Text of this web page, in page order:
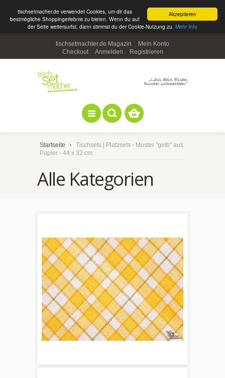
Akzeptieren
tischsetmacher.de verwendet Cookies, um dir das
bestmögliche Shoppingerlebnis zu bieten. Wenn du auf
der Seite weitersurfst, dann stimmst du der Cookie-Nutzung zu. Mehr Info
tischsetmachter.de Magazin
Mein Konto
Checkout
Anmelden Registrieren
Startseite
Tischsets | Platzsets - Muster "gelb" aus
Papier - 44 x 32 cm
Alle Kategorien